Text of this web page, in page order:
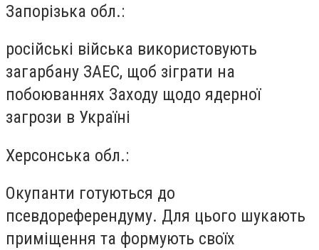
Запорізька обл.:
російські війська використовують
загарбану ЗАЕС, щоб зіграти на
побоюваннях Заходу щодо ядерної
загрози в Україні
Херсонська обл.:
Окупанти готуються до
псевдореферендуму. Для цього шукають
приміщення та формують своїх